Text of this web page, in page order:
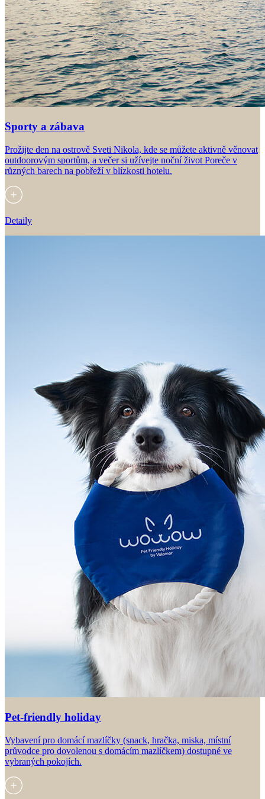
Sporty a zábava
Prožijte den na ostrově Sveti Nikola, kde se můžete aktivně věnovat
outdoorovým sportům, a večer si užívejte noční život Poreče v
různých barech na pobřeží v blízkosti hotelu.
Detaily
Pet-friendly holiday
Vybavení pro domácí mazlíčky (snack, hračka, miska, místní
průvodce pro dovolenou s domácím mazlíčkem) dostupné ve
vybraných pokojích.